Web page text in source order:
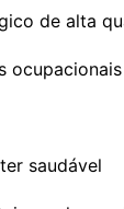
de alta
ocupacionais
saudável